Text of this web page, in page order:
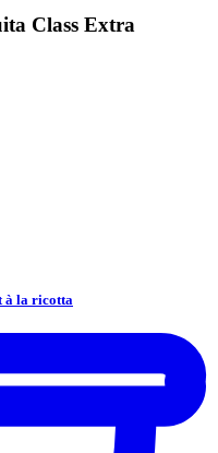
Class Extra
à la ricotta